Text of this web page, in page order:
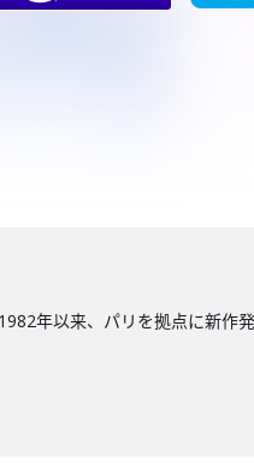
年以来、パリを拠点に新作